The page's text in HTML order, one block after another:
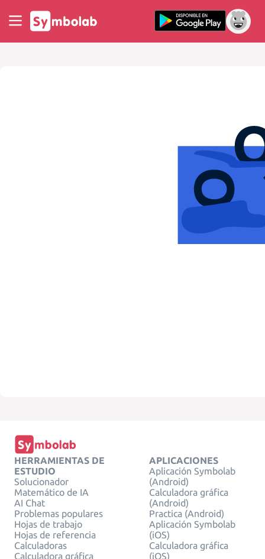
HERRAMIENTAS DE
ESTUDIO
Solucionador
Matemático de IA
AI Chat
Problemas populares
Hojas de trabajo
Hojas de referencia
Calculadoras
Calculadora gráfica
APLICACIONES
Aplicación Symbolab
(Android)
Calculadora gráfica
(Android)
Practica (Android)
Aplicación Symbolab
(iOS)
Calculadora gráfica
(iOS)